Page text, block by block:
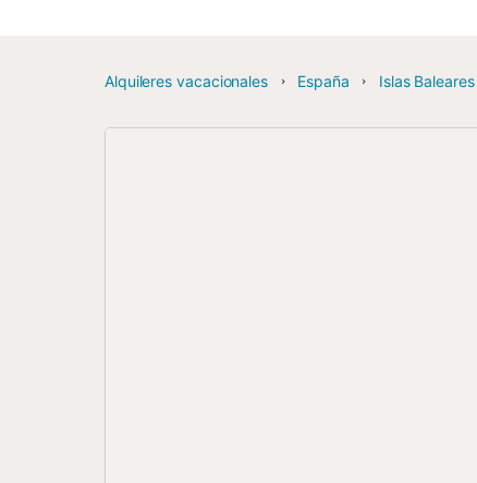
Alquileres vacacionales España Islas Baleares